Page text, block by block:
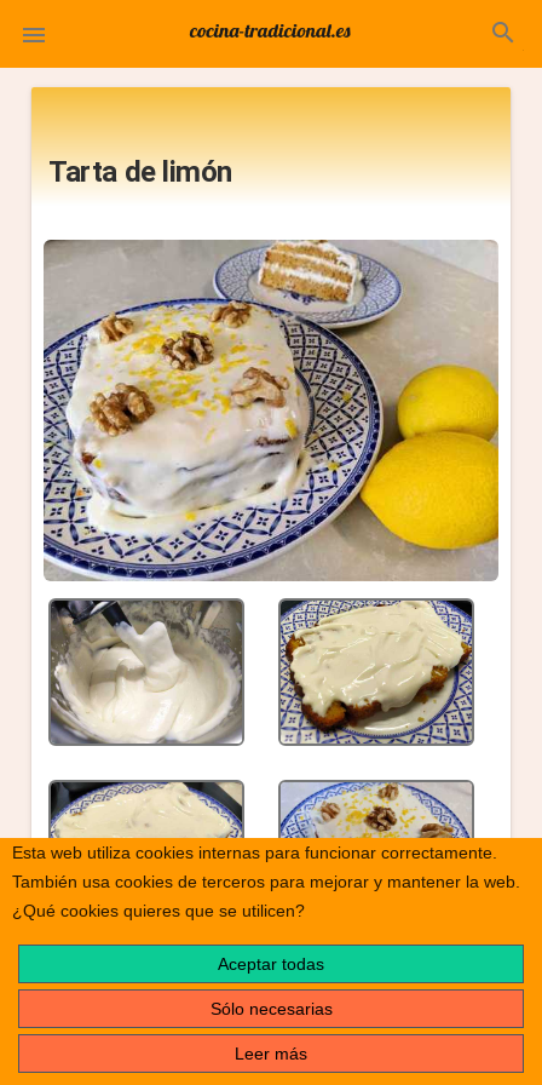
 search
Tarta de limón
Esta web utiliza cookies internas para funcionar correctamente.
También usa cookies de terceros para mejorar y mantener la web.
¿Qué cookies quieres que se utilicen?
Aceptar todas
Sólo necesarias
Leer más